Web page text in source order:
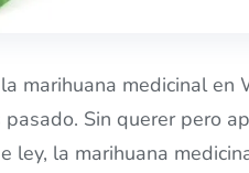
marihuana medicinal en
Sin querer pero
ley, la marihuana